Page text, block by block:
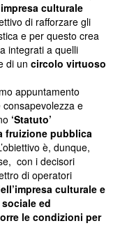
culturale
di rafforzare gli
e per questo crea
integrati a quelli
di un circolo virtuoso
appuntamento
e
‘Statuto’
fruizione pubblica
è, dunque,
con i decisori
di operatori
culturale e
ed
le condizioni per